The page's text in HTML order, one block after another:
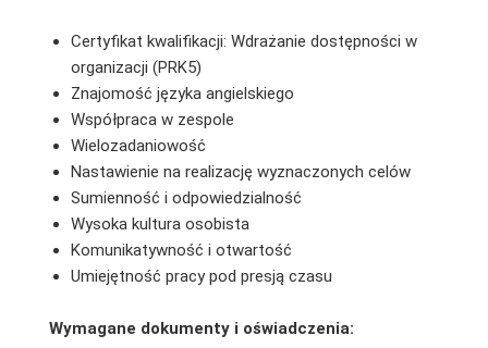
Certyfikat kwalifikacji: Wdrażanie dostępności w
organizacji (PRK5)
Znajomość języka angielskiego
Współpraca w zespole
Wielozadaniowość
Nastawienie na realizację wyznaczonych celów
Sumienność i odpowiedzialność
Wysoka kultura osobista
Komunikatywność i otwartość
Umiejętność pracy pod presją czasu
Wymagane dokumenty i oświadczenia: